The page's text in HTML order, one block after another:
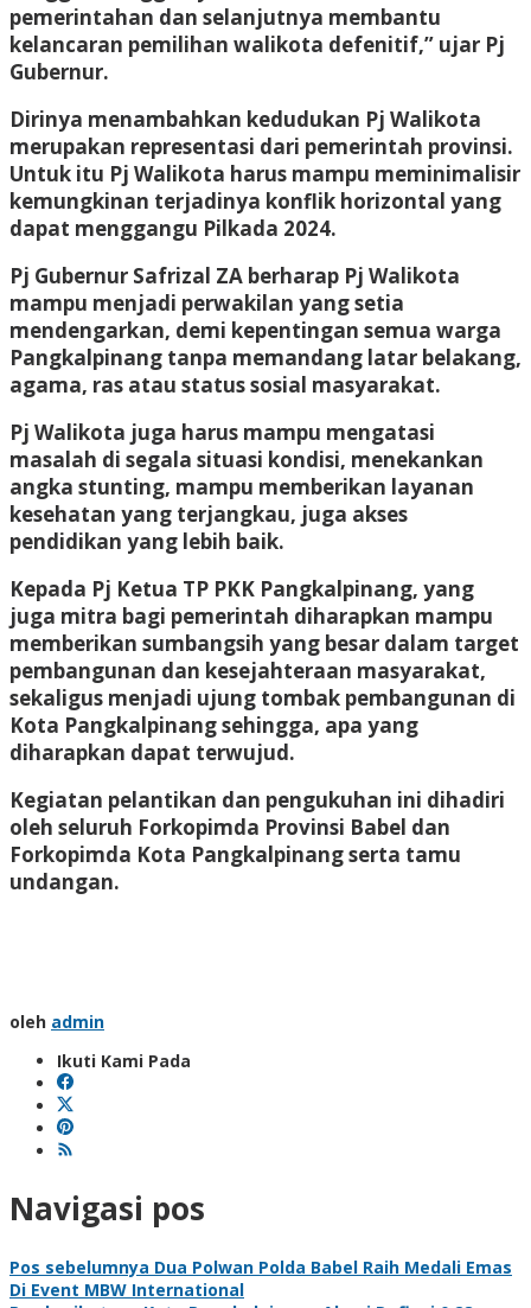
pemerintahan dan selanjutnya membantu
kelancaran pemilihan walikota defenitif,” ujar Pj
Gubernur.
Dirinya menambahkan kedudukan Pj Walikota
merupakan representasi dari pemerintah provinsi.
Untuk itu Pj Walikota harus mampu meminimalisir
kemungkinan terjadinya konflik horizontal yang
dapat menggangu Pilkada 2024.
Pj Gubernur Safrizal ZA berharap Pj Walikota
mampu menjadi perwakilan yang setia
mendengarkan, demi kepentingan semua warga
Pangkalpinang tanpa memandang latar belakang,
agama, ras atau status sosial masyarakat.
Pj Walikota juga harus mampu mengatasi
masalah di segala situasi kondisi, menekankan
angka stunting, mampu memberikan layanan
kesehatan yang terjangkau, juga akses
pendidikan yang lebih baik.
Kepada Pj Ketua TP PKK Pangkalpinang, yang
juga mitra bagi pemerintah diharapkan mampu
memberikan sumbangsih yang besar dalam target
pembangunan dan kesejahteraan masyarakat,
sekaligus menjadi ujung tombak pembangunan di
Kota Pangkalpinang sehingga, apa yang
diharapkan dapat terwujud.
Kegiatan pelantikan dan pengukuhan ini dihadiri
oleh seluruh Forkopimda Provinsi Babel dan
Forkopimda Kota Pangkalpinang serta tamu
undangan.
oleh admin
Ikuti Kami Pada
Navigasi pos
Pos sebelumnya Dua Polwan Polda Babel Raih Medali Emas
Di Event MBW International